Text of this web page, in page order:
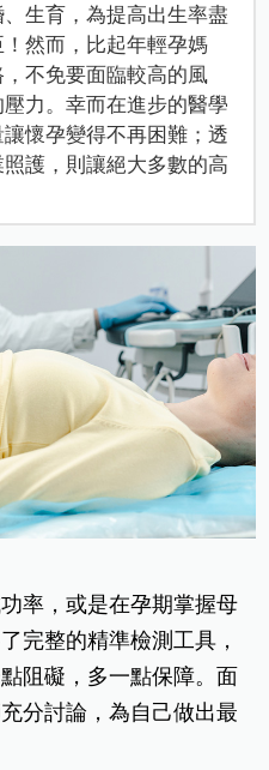
生育，為提高出生率盡
然而，比起年輕孕媽
不免要面臨較高的風
力。幸而在進步的醫學
懷孕變得不再困難；透
護，則讓絕大多數的高
率，或是在孕期掌握母
完整的精準檢測工具，
阻礙，多一點保障。面
分討論，為自己做出最